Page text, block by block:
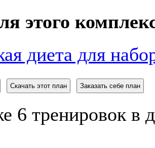
этого
диета для
Скачать этот план Заказать себе план
6 тренировок в